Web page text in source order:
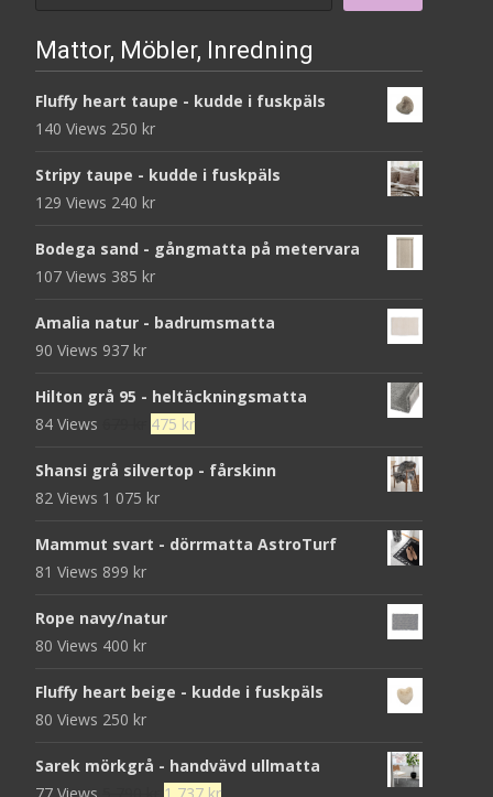
Mattor, Möbler, Inredning
Fluffy heart taupe - kudde i fuskpäls
140 Views 250 kr
Stripy taupe - kudde i fuskpäls
129 Views 240 kr
Bodega sand - gångmatta på metervara
107 Views 385 kr
Amalia natur - badrumsmatta
90 Views 937 kr
Hilton grå 95 - heltäckningsmatta
84 Views
Det
priset
var:
475 krDet
priset
Shansi grå silvertop - fårskinn
82 Views 1 075 kr
Mammut svart - dörrmatta AstroTurf
81 Views 899 kr
Rope navy/natur
80 Views 400 kr
Fluffy heart beige - kudde i fuskpäls
80 Views 250 kr
Sarek mörkgrå - handvävd ullmatta
77 Views
Det
1 737 krDet